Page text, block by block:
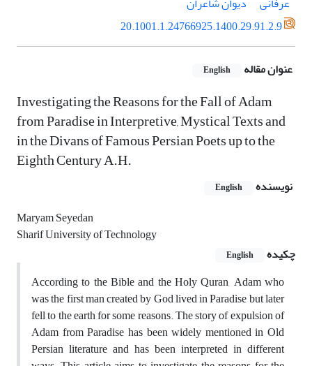
20.1001.1.24766925.1400.29.91.2.9
عنوان مقاله English
Investigating the Reasons for the Fall of Adam
from Paradise in Interpretive, Mystical Texts and
in the Divans of Famous Persian Poets up to the
Eighth Century A.H.
نویسنده English
Maryam Seyedan
Sharif University of Technology
چکیده
English
According to the Bible and the Holy Quran, Adam who
was the first man created by God lived in Paradise but later
fell to the earth for some reasons. The story of expulsion of
Adam from Paradise has been widely mentioned in Old
Persian literature and has been interpreted in different